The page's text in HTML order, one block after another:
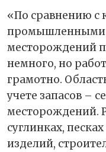
«По сравнению с
промышленными
месторождений
немного, но
грамотно.
учете запасов –
месторождений.
суглинках,
изделий,